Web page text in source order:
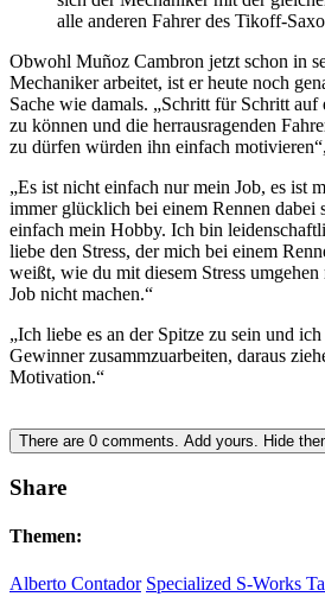
alle anderen Fahrer des Tikoff-
Obwohl Muñoz Cambron jetzt schon in
Mechaniker arbeitet, ist er heute noch
Sache wie damals. „Schritt für Schritt
zu können und die herrausragenden
zu dürfen würden ihn einfach
„Es ist nicht einfach nur mein Job, es ist
immer glücklich bei einem Rennen dabei
einfach mein Hobby. Ich bin
liebe den Stress, der mich bei einem
weißt, wie du mit diesem Stress umgehen
Job nicht machen.“
„Ich liebe es an der Spitze zu sein und
Gewinner zusammzuarbeiten, daraus
Motivation.“
There are 0 comments. Add yours. Hide
Share
Themen:
Alberto Contador Specialized S-Works